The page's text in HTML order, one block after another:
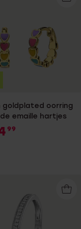
goldplated oorring
emaille hartjes
99